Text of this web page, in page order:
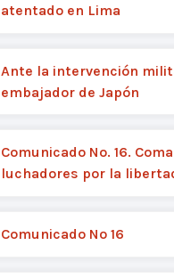
atentado en Lima
Ante la intervención
embajador de Japón
Comunicado No. 16.
luchadores por la
Comunicado Nº 16